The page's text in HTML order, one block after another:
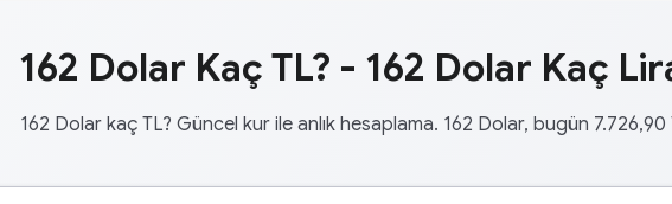
162 Dolar Kaç TL? - 162 Dolar Kaç
162 Dolar kaç TL? Güncel kur ile anlık hesaplama. 162 Dolar, bugün